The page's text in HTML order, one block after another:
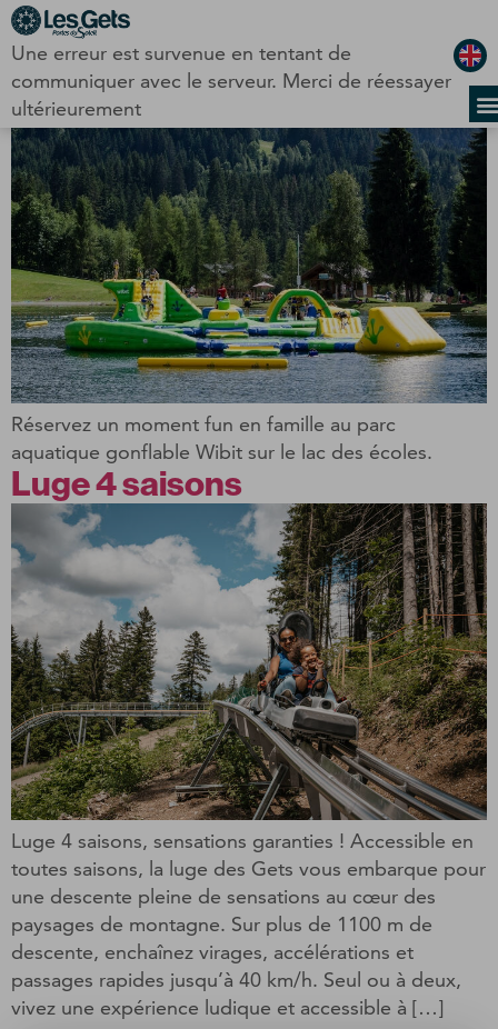
Une erreur est survenue en tentant de
communiquer avec le serveur. Merci de réessayer
ultérieurement
Wibit
Réservez un moment fun en famille au parc
aquatique gonflable Wibit sur le lac des écoles.
Luge 4 saisons
Luge 4 saisons, sensations garanties ! Accessible en
toutes saisons, la luge des Gets vous embarque pour
une descente pleine de sensations au cœur des
paysages de montagne. Sur plus de 1100 m de
descente, enchaînez virages, accélérations et
passages rapides jusqu’à 40 km/h. Seul ou à deux,
vivez une expérience ludique et accessible à […]
Panneau de gestion des cookies